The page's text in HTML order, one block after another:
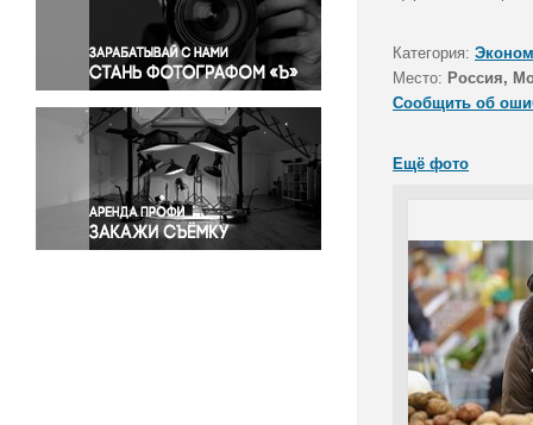
Правосудие
Происшествия и конфликты
Религия
Светская жизнь
Спорт
Экология
Экономика и бизнес
Категория:
Место: Россия,
Сообщить об
Ещё фото